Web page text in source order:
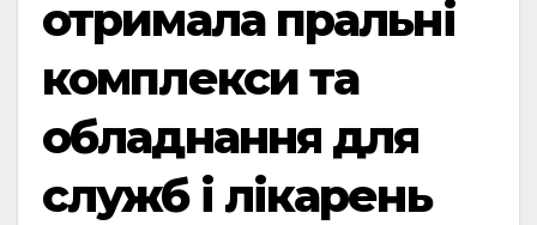
отримала пральні
комплекси та
обладнання для
служб і лікарень